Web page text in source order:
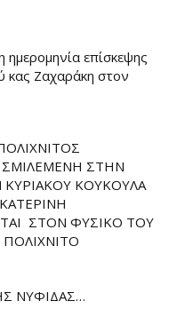
ημερομηνία επίσκεψης
κας Ζαχαράκη στον
ΣΜΙΛΕΜΕΝΗ ΣΤΗΝ
ΚΟΥΚΟΥΛΑ
ΣΤΟΝ ΦΥΣΙΚΟ ΤOY
ΝΥΦΙΔΑΣ…